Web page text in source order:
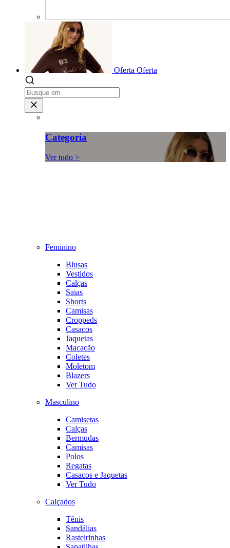
Oferta Oferta
Categoria
Ver tudo >
Feminino
Blusas
Vestidos
Calças
Saias
Shorts
Camisas
Croppeds
Casacos
Jaquetas
Macacão
Coletes
Moletom
Blazers
Ver Tudo
Masculino
Camisetas
Calças
Bermudas
Camisas
Polos
Regatas
Casacos e Jaquetas
Ver Tudo
Calçados
Tênis
Sandálias
Rasteirinhas